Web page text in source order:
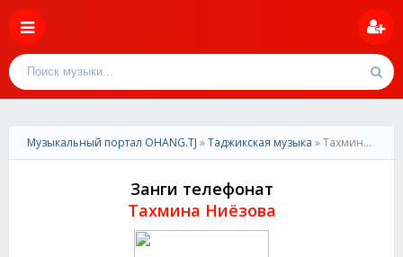
Музыкальный портал OHANG.TJ »Таджикская музыка » Тахмина Ниёзова-Занги телефонат
Занги телефонат
Тахмина Ниёзова